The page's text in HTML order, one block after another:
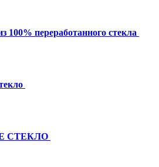
100% переработанного стекла
СТЕКЛО